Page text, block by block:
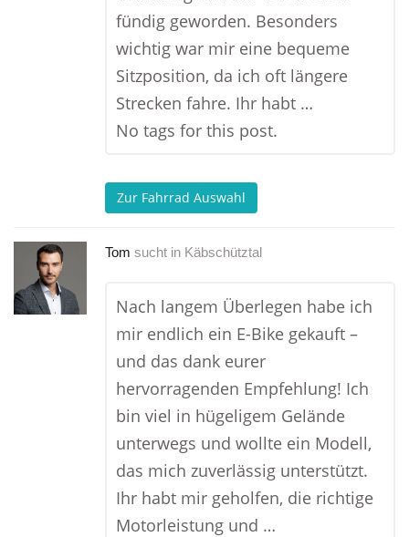
fündig geworden. Besonders
wichtig war mir eine bequeme
Sitzposition, da ich oft längere
Strecken fahre. Ihr habt …
No tags for this post.
Zur Fahrrad Auswahl
Tom sucht in Käbschütztal
Nach langem Überlegen habe ich
mir endlich ein E-Bike gekauft –
und das dank eurer
hervorragenden Empfehlung! Ich
bin viel in hügeligem Gelände
unterwegs und wollte ein Modell,
das mich zuverlässig unterstützt.
Ihr habt mir geholfen, die richtige
Motorleistung und …